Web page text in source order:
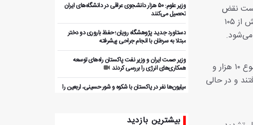
نظامیان صهیونیست نقض
می‌شود. مرکز حقوق بشر غزه در گزارشی تکان‌دهنده اعلام کرد: تنها در بازه زمانی ۳۰ فروردین تا ۲۹ اردیبهشت ۱۴۰۵، بیش از ۱۰۵
اسماعیل الثوابته، مدیر کل دفتر رسانه‌ای دولت فلسطین، با ارائه آماری دقیق از وضعیت گذرگاه‌ها پرده برداشت: از مجموع ۱۰ هزار و
(کمتر از ۲۵ درصد) اجازه ورود یافتند و در حالی
وزیر علوم: ۵۰ هزار دانشجوی عراقی در دانشگاه‌های ایران
تحصیل می‌کنند
دستاورد جدید پژوهشگاه رویان؛ حفظ باروری دو دختر
مبتلا به سرطان با انجام جراحی پیشرفته
وزیر صمت ایران و وزیر نفت پاکستان راه‌های توسعه
همکاری‌های انرژی را بررسی کردند
میلیون‌ها نفر در پاکستان با شکوه و شور حسینی، اربعین را
بررسی ظرفیت‌های همکاری اقتصادی ایران و پاکستان با
بخش خصوصی
بیشترین بازدید